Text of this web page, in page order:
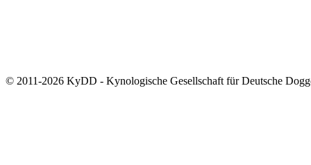
© 2011-2026 KyDD - Kynologische Gesellschaft für Deutsche